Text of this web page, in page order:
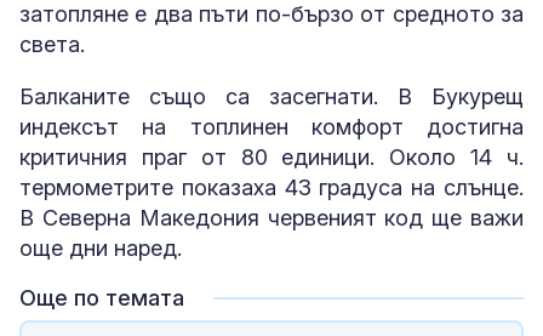
затопляне е два пъти по-бързо от средното за
света.
Балканите също са засегнати. В Букурещ
индексът на топлинен комфорт достигна
критичния праг от 80 единици. Около 14 ч.
термометрите показаха 43 градуса на слънце.
В Северна Македония червеният код ще важи
още дни наред.
Още по темата